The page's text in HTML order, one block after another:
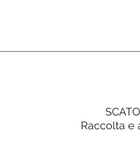
Raccolta e